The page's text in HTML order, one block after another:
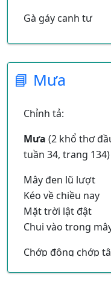
Gà gáy canh tư
Lúa vàng như sao
Sao nhòm ngoài
Mặt trời ửng hồng
Bạn đi chơi hết
Làm bài mải miết.
📘 Mưa
Chỉnh tả:
Mưa (2 khổ thơ
tuần 34, trang 134)
Mây đen lũ lượt
Kéo về chiều nay
Mặt trời lật đật
Chui vào trong
Chớp đông chớp